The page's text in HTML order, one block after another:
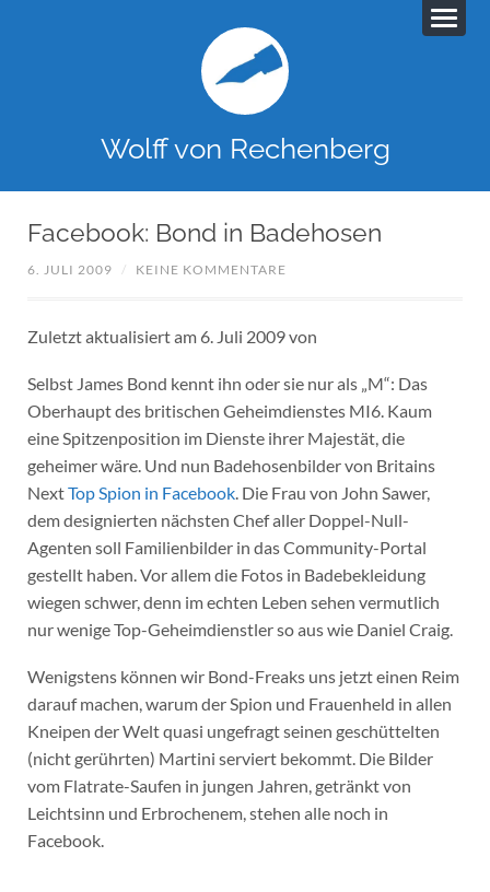
Wolff von Rechenberg
Facebook: Bond in Badehosen
6. JULI 2009 / KEINE KOMMENTARE
Zuletzt aktualisiert am 6. Juli 2009 von
Selbst James Bond kennt ihn oder sie nur als „M“: Das
Oberhaupt des britischen Geheimdienstes MI6. Kaum
eine Spitzenposition im Dienste ihrer Majestät, die
geheimer wäre. Und nun Badehosenbilder von Britains
NextTop Spion in Facebook. Die Frau von John Sawer,
dem designierten nächsten Chef aller Doppel-Null-
Agenten soll Familienbilder in das Community-Portal
gestellt haben.Vor allem die Fotos in Badebekleidung
wiegen schwer, denn im echten Leben sehen vermutlich
nur wenige Top-Geheimdienstler so aus wie Daniel Craig.
Wenigstens können wir Bond-Freaks uns jetzt einen Reim
darauf machen, warum der Spion und Frauenheld in allen
Kneipen der Welt quasi ungefragt seinen geschüttelten
(nicht gerührten) Martini serviert bekommt. Die Bilder
vom Flatrate-Saufen in jungen Jahren, getränkt von
Leichtsinn und Erbrochenem, stehen alle noch in
Facebook.